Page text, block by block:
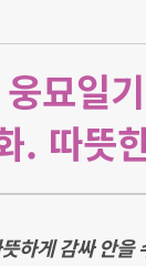
묘일
. 따뜻
하게 감싸 안을